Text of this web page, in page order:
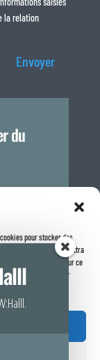
pour stocker des
nous permettra
identifiants uniques sur ce
un effet négatif sur
la relation
Envoyer
du